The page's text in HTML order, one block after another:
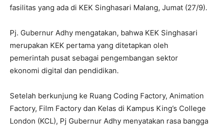
fasilitas yang ada di KEK Singhasari Malang, Jumat (27/9).
Pj. Gubernur Adhy mengatakan, bahwa KEK Singhasari
merupakan KEK pertama yang ditetapkan oleh
pemerintah pusat sebagai pengembangan sektor
ekonomi digital dan pendidikan.
Setelah berkunjung ke Ruang Coding Factory, Animation
Factory, Film Factory dan Kelas di Kampus King’s College
London (KCL), Pj Gubernur Adhy menyatakan rasa bangga